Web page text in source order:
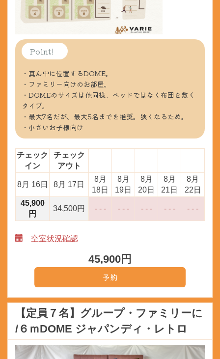
Point!
・真ん中に位置するDOME。
・ファミリー向けのお部屋。
・DOMEのサイズは他同様。ベッドではなく布団を敷く
タイプ。
・最大7名だが、最大5名までを推奨。狭くなるため。
・小さいお子様向け
チェック
イン
チェック
アウト
8月 16日 8月 17日
8月
18日
8月
19日
8月
20日
8月
21日
8月
22日
45,900
円
34,500円 - - - - - - - - - - - - - - -
空室状況確認
45,900円
【定員７名】グループ・ファミリーに
/６ｍDOME ジャパンディ・レトロ